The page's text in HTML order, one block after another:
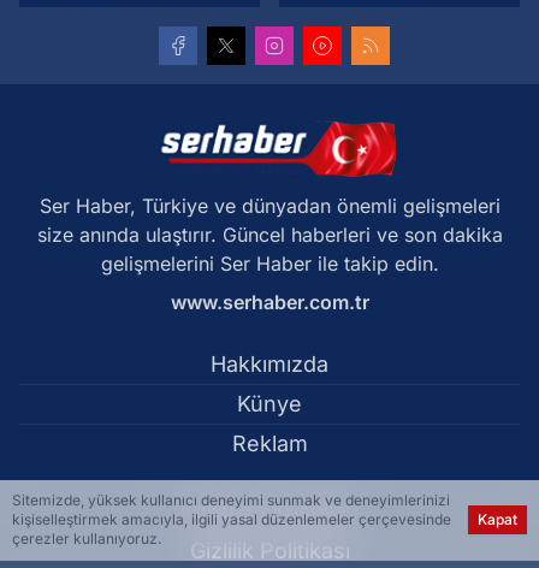
Ser Haber, Türkiye ve dünyadan önemli gelişmeleri
size anında ulaştırır. Güncel haberleri ve son dakika
gelişmelerini Ser Haber ile takip edin.
www.serhaber.com.tr
Hakkımızda
Künye
Reklam
Kullanım Koşulları
Gizlilik Politikası
Sitemizde, yüksek kullanıcı deneyimi sunmak ve deneyimlerinizi
kişiselleştirmek amacıyla, ilgili yasal düzenlemeler çerçevesinde
çerezler kullanıyoruz.
Kapat